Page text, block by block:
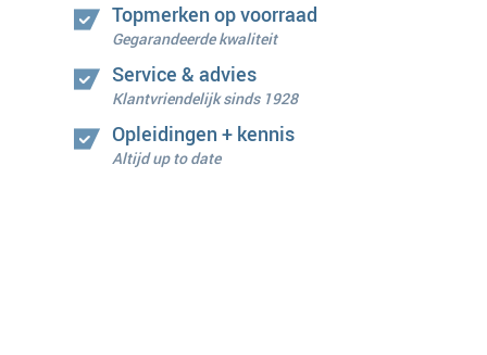
Topmerken op voorraad
Gegarandeerde kwaliteit
Service & advies
Klantvriendelijk sinds 1928
Opleidingen + kennis
Altijd up to date